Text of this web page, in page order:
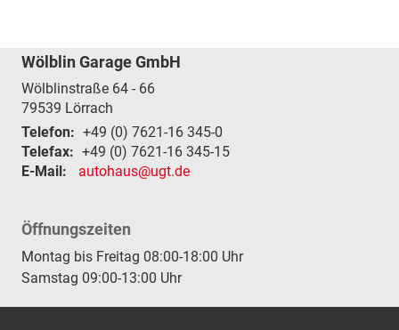
Wölblin Garage GmbH
Wölblinstraße 64 - 66
79539 Lörrach
Telefon: +49 (0) 7621-16 345-0
Telefax: +49 (0) 7621-16 345-15
E-Mail:
autohaus@ugt.de
Öffnungszeiten
Montag bis Freitag 08:00-18:00 Uhr
Samstag 09:00-13:00 Uhr